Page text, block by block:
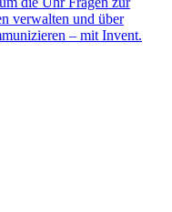
verwalten und über
– mit Invent.